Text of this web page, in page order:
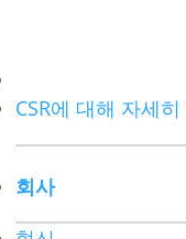
CSR에 대해 자세
회사